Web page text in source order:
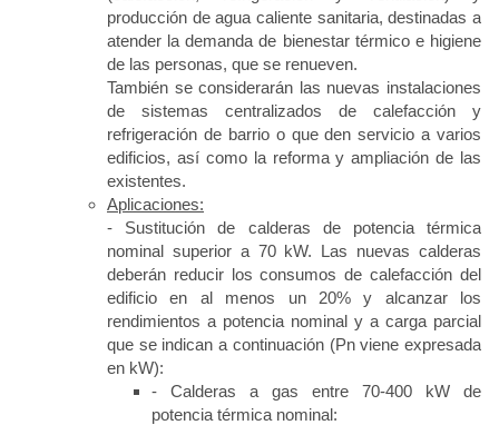
producción de agua caliente sanitaria, destinadas a
atender la demanda de bienestar térmico e higiene
de las personas, que se renueven.
También se considerarán las nuevas instalaciones
de sistemas centralizados de calefacción y
refrigeración de barrio o que den servicio a varios
edificios, así como la reforma y ampliación de las
existentes.
Aplicaciones:
- Sustitución de calderas de potencia térmica
nominal superior a 70 kW. Las nuevas calderas
deberán reducir los consumos de calefacción del
edificio en al menos un 20% y alcanzar los
rendimientos a potencia nominal y a carga parcial
que se indican a continuación (Pn viene expresada
en kW):
- Calderas a gas entre 70-400 kW de
potencia térmica nominal: